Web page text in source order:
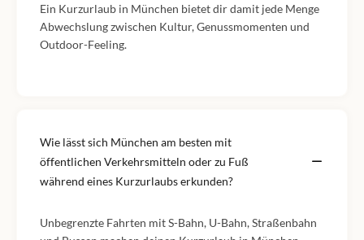
Ein Kurzurlaub in München bietet dir damit jede Menge
Abwechslung zwischen Kultur, Genussmomenten und
Outdoor-Feeling.
Wie lässt sich München am besten mit
öffentlichen Verkehrsmitteln oder zu Fuß
während eines Kurzurlaubs erkunden?
Unbegrenzte Fahrten mit S-Bahn, U-Bahn, Straßenbahn